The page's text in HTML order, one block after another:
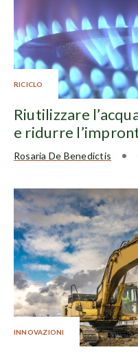
RICICLO
Riutilizzare
e ridurre
Rosaria De Benedictis
INNOVAZIONI